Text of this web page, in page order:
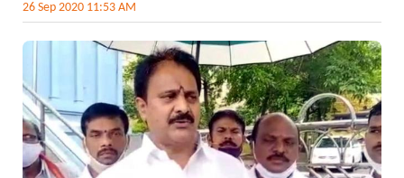
26 Sep 2020 11:53 AM